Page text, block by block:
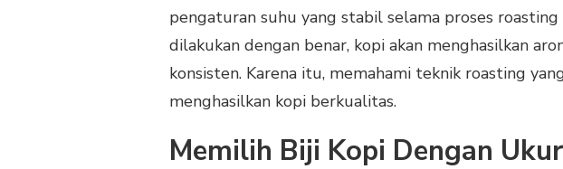
MATANG
MERATA
DENGAN
MUDAH
pengaturan suhu yang stabil selama proses roasting
dilakukan dengan benar, kopi akan menghasilkan
konsisten. Karena itu, memahami teknik roasting
menghasilkan kopi berkualitas.
Memilih Biji Kopi Dengan